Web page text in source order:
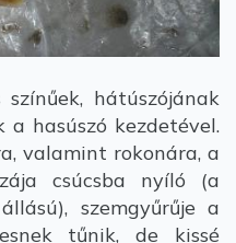
hátúszójának
hasúszó kezdetével.
valamint rokonára, a
csúcsba nyíló (a
szemgyűrűje a
tűnik, de kissé